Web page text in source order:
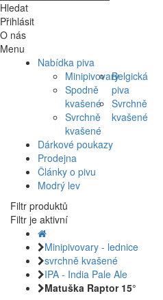
Hledat
Přihlásit
O nás
Menu
Nabídka piva
Minipivovary
Spodně
kvašené
Svrchně
kvašené
Belgická
piva
Svrchně
kvašené
Dárkové poukazy
Prodejna
Články o pivu
Modrý lev
Filtr produktů
Filtr je aktivní
Minipivovary - lednice
svrchně kvašené
IPA - India Pale Ale
Matuška Raptor 15°